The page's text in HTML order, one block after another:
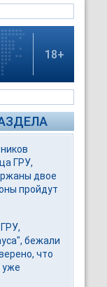
18+
ГРУ,
двое
пройдут
бежали
что
уже